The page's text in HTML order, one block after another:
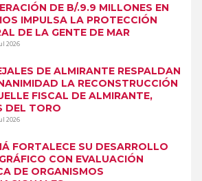
DE B/.9.9 MILLONES EN
IMPULSA LA PROTECCIÓN
DE LA GENTE DE MAR
2026
DE ALMIRANTE RESPALDAN
LA RECONSTRUCCIÓN
FISCAL DE ALMIRANTE,
DEL TORO
2026
FORTALECE SU DESARROLLO
CON EVALUACIÓN
DE ORGANISMOS